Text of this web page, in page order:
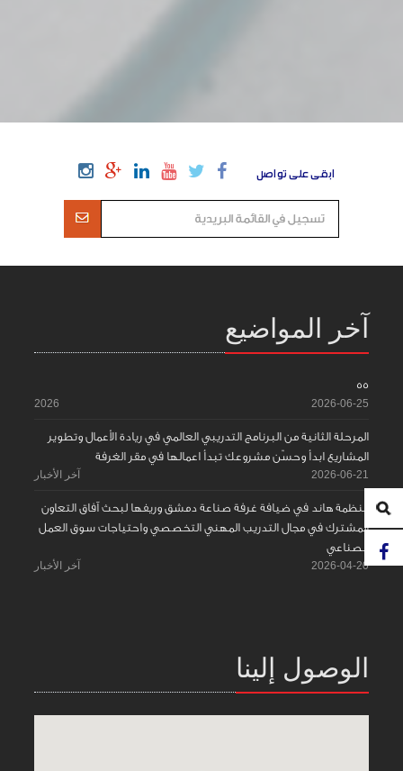
ابقى على تواصل
آخر المواضيع
55
2026-06-25
2026
المرحلة الثانية من البرنامج التدريبي العالمي في ريادة الأعمال وتطوير
المشاريع ابدأ وحسّن مشروعك تبدأ اعمالها في مقر الغرفة
2026-06-21 آخر الأخبار
منظمة هاند في ضيافة غرفة صناعة دمشق وريفها لبحث آفاق التعاون
المشترك في مجال التدريب المهني التخصصي واحتياجات سوق العمل
الصناعي
2026-04-20 آخر الأخبار
الوصول إلينا